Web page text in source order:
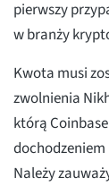
pierwszy
w branży
Kwota musi
zwolnienia
którą
Należy